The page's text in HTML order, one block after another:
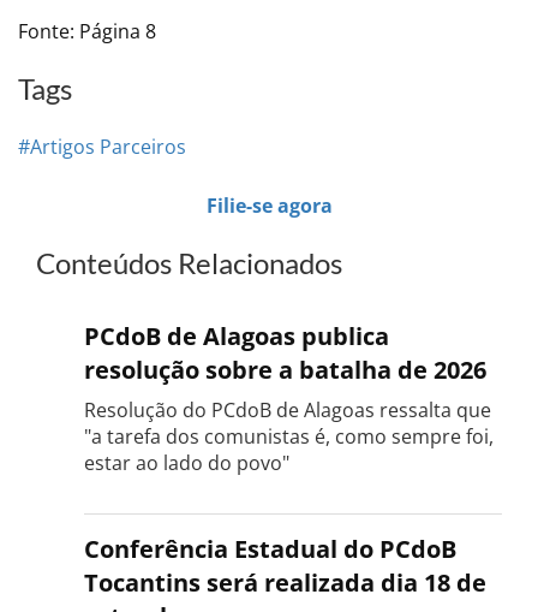
Fonte: Página 8
Tags
#Artigos Parceiros
Filie-se agora
Conteúdos Relacionados
PCdoB de Alagoas publica
resolução sobre a batalha de 2026
Resolução do PCdoB de Alagoas ressalta que
"a tarefa dos comunistas é, como sempre foi,
estar ao lado do povo"
Conferência Estadual do PCdoB
Tocantins será realizada dia 18 de